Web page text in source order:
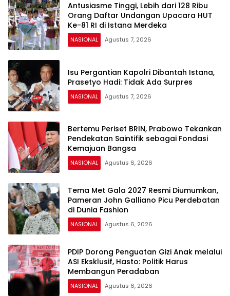
Antusiasme Tinggi, Lebih dari 128 Ribu
Orang Daftar Undangan Upacara HUT
Ke-81 RI di Istana Merdeka
NASIONAL Agustus 7, 2026
Isu Pergantian Kapolri Dibantah Istana,
Prasetyo Hadi: Tidak Ada Surpres
NASIONAL Agustus 7, 2026
Bertemu Periset BRIN, Prabowo Tekankan
Pendekatan Saintifik sebagai Fondasi
Kemajuan Bangsa
NASIONAL Agustus 6, 2026
Tema Met Gala 2027 Resmi Diumumkan,
Pameran John Galliano Picu Perdebatan
di Dunia Fashion
NASIONAL Agustus 6, 2026
PDIP Dorong Penguatan Gizi Anak melalui
ASI Eksklusif, Hasto: Politik Harus
Membangun Peradaban
NASIONAL Agustus 6, 2026